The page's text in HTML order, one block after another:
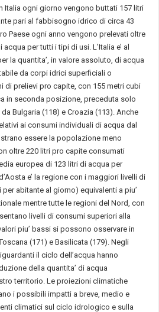
Italia ogni giorno vengono buttati 157 litri
pari al fabbisogno idrico di circa 43
Paese ogni anno vengono prelevati oltre
per tutti i tipi di usi. L’Italia e’ al
la quantita’, in valore assoluto, di acqua
da corpi idrici superficiali o
di prelievi pro capite, con 155 metri cubi
in seconda posizione, preceduta solo
Bulgaria (118) e Croazia (113). Anche
ai consumi individuali di acqua dal
essere la popolazione meno
oltre 220 litri pro capite consumati
europea di 123 litri di acqua per
e’ la regione con i maggiori livelli di
abitante al giorno) equivalenti a piu’
mentre tutte le regioni del Nord, con
livelli di consumi superiori alla
piu’ bassi si possono osservare in
(171) e Basilicata (179). Negli
il ciclo dell’acqua hanno
della quantita’ di acqua
territorio. Le proiezioni climatiche
i possibili impatti a breve, medio e
climatici sul ciclo idrologico e sulla